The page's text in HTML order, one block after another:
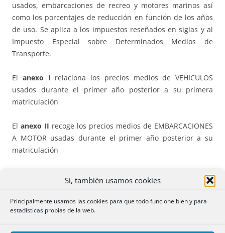
Sí, también usamos cookies
Principalmente usamos las cookies para que todo funcione bien y para
estadísticas propias de la web.
usados, embarcaciones de recreo y motores marinos así
como los porcentajes de reducción en función de los años
de uso. Se aplica a los impuestos reseñados en siglas y al
Impuesto Especial sobre Determinados Medios de
Transporte.
El anexo I relaciona los precios medios de VEHICULOS
usados durante el primer año posterior a su primera
matriculación
El anexo II recoge los precios medios de EMBARCACIONES
A MOTOR usadas durante el primer año posterior a su
matriculación
incluye los precios de los MOTORES MARINOS.
Y elanexo IVfija los porcentajes determinados en función
de losaños de utilización